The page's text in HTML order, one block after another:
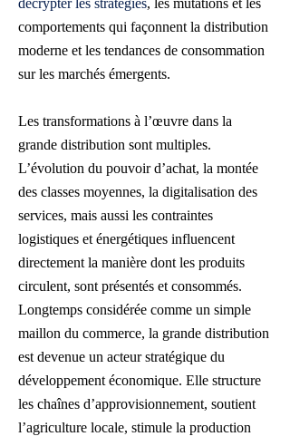
décrypter les stratégies, les mutations et les
comportements qui façonnent la distribution
moderne et les tendances de consommation
sur les marchés émergents.
Les transformations à l’œuvre dans la
grande distribution sont multiples.
L’évolution du pouvoir d’achat, la montée
des classes moyennes, la digitalisation des
services, mais aussi les contraintes
logistiques et énergétiques influencent
directement la manière dont les produits
circulent, sont présentés et consommés.
Longtemps considérée comme un simple
maillon du commerce, la grande distribution
est devenue un acteur stratégique du
développement économique. Elle structure
les chaînes d’approvisionnement, soutient
l’agriculture locale, stimule la production